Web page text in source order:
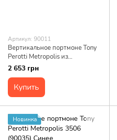
Артикул: 90011
Вертикальное портмоне Tony
Perotti Metropolis из
натуральной кожи 3571
(90011) Коричневое
2 653 грн
Купить
Новинка